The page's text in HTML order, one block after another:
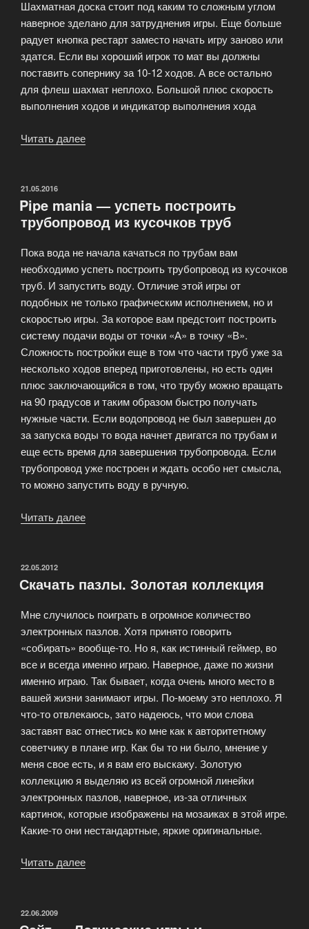
Шахматная доска стоит под каким то сложным углом
наверное зделано для затруднения игры. Еще больше
радует кнопка рестарт заместо начать игру заново или
здатся. Если вы хороший игрок то мат вы должны
поставить сопернику за 10-12 ходов. А все остально
для флеш шахмат неплохо. Большой плюс скорость
выполнения ходов и индикатор выполнения хода
Читать далее
ОПУБЛИКОВАНО
21.05.2016
Pipe mania — успеть построить
трубопровод из кусочков труб
Пока вода не начала качаться по трубам вам
необходимо успеть построить трубопровод из кусочков
труб. И запустить воду. Отличие этой игры от
подобных не только графическим исполнением, но и
скоростью игры. За которое вам предстоит построить
систему подачи воды от точки «А» в точку «В».
Сложность постройки еще в том что части труб уже за
несколько ходов вперед приготовлены, но есть один
плюс заключающийся в том, что трубу можно вращать
на 90 градусов и таким образом быстро получать
нужные части. Если водопровод не был завершен до
за запуска воды то вода начнет двигатся по трубам и
еще есть время для завершения трубопровода. Если
трубопровод уже построен и ждать особо нет смысла,
то можно запустить воду в ручную.
Читать далее
построить
из
кусочков
труб»
ОПУБЛИКОВАНО
22.05.2012
Скачать пазлы. Золотая коллекция
Мне случилось поиграть в огромное количество
электронных пазлов. Хотя принято говорить
«собирать» вообще-то. Но я, как истинный геймер, во
все и всегда именно играю. Наверное, даже по жизни
именно играю. Так бывает, когда очень много место в
вашей жизни занимают игры. По-моему это неплохо. Я
что-то отвлекаюсь, зато надеюсь, что мои слова
заставят вас отнестись ко мне как к авторитетному
советчику в плане игр. Как бы то ни было, мнение у
меня свое есть, и я вам его выскажу. Золотую
коллекцию я выделяю из всей огромной линейки
электронных пазлов, наверное, из-за отличных
картинок, которые изображены на мозаиках в этой игре.
Какие-то они нестандартные, яркие оригинальные.
Читать далее
ОПУБЛИКОВАНО
22.06.2009